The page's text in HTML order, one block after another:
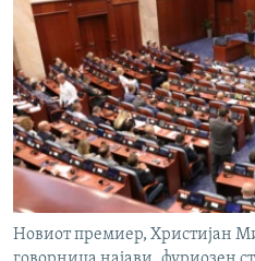
СЛЕДЕТЕ НЕ
РСЕ веб страници
Новиот премиер, Христијан